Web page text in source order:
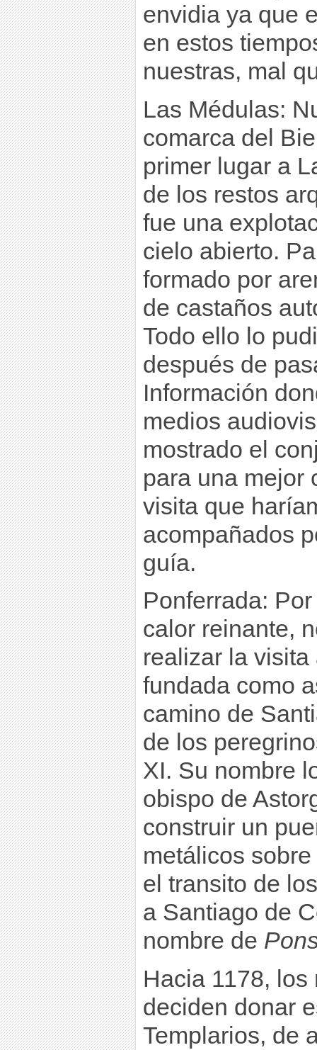
envidia ya que
en estos
nuestras, mal
Las Médulas:
comarca del
primer lugar a
de los restos
fue una
cielo abierto.
formado por
de castaños
Todo ello lo
después de
Información
medios
mostrado el
para una mejor
visita que
acompañados
guía.
Ponferrada:
calor reinante,
realizar la
fundada como
camino de
de los
XI. Su nombre
obispo de
construir un
metálicos
el transito de
a Santiago de
nombre de
Hacia 1178,
deciden donar
Templarios, de